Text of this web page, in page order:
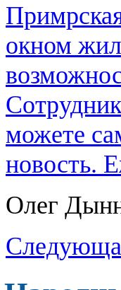
окном
можете
новость.
Олег